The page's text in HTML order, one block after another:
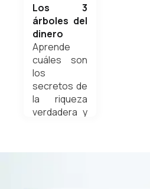
Los 3
árboles del
dinero
Aprende
cuáles son
los
secretos de
la riqueza
verdadera y